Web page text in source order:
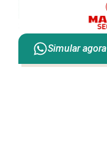
Simular agora